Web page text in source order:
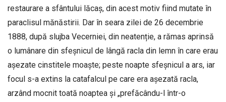
restaurare a sfântului lăcaș, din acest motiv fiind mutate în
paraclisul mănăstirii. Dar în seara zilei de 26 decembrie
1888, după slujba Vecerniei, din neatenție, a rămas aprinsă
o lumânare din sfeșnicul de lângă racla din lemn în care erau
așezate cinstitele moaște; peste noapte sfeșnicul a ars, iar
focul s-a extins la catafalcul pe care era așezată racla,
arzând mocnit toată noaptea și „prefăcându-l într-o